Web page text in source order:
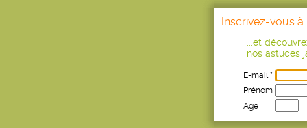
Inscrivez-vous
...et
nos astuces
E-mail *
Prénom
Age